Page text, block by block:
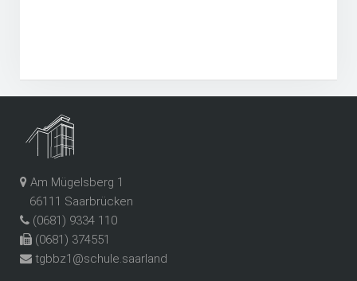
Am Mügelsberg 1
66111 Saarbrücken
(0681) 9334 110
(0681) 374551
tgbbz1@schule.saarland